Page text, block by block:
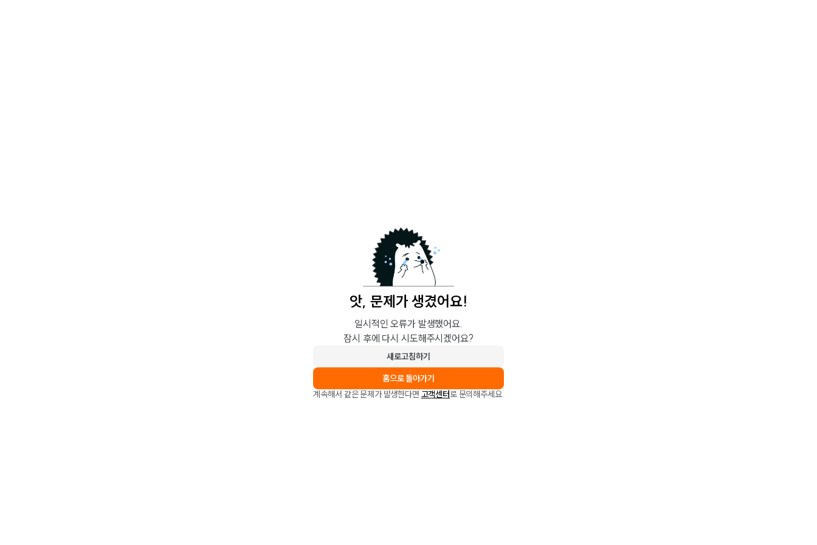
앗, 문제가 생겼어요!
일시적인 오류가 발생했어요.
잠시 후에 다시 시도해주시겠어요?
새로고침하기
홈으로 돌아가기
계속해서 같은 문제가 발생한다면 고객센터로 문의해주세요.